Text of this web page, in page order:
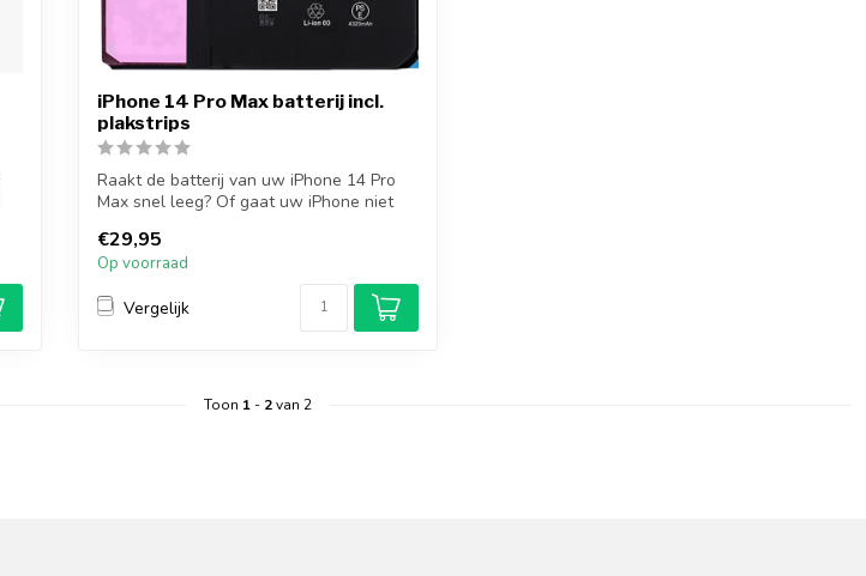
iPhone 14 Pro Max batterij incl.
plakstrips
Raakt de batterij van uw iPhone 14 Pro
Max snel leeg? Of gaat uw iPhone niet
€29,95
Op voorraad
Vergelijk
Toon 1- 2van 2